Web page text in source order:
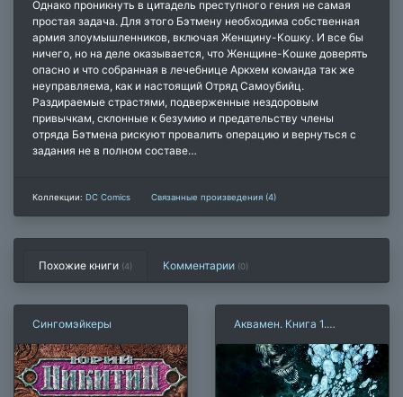
Однако проникнуть в цитадель преступного гения не самая
простая задача. Для этого Бэтмену необходима собственная
армия злоумышленников, включая Женщину-Кошку. И все бы
ничего, но на деле оказывается, что Женщине-Кошке доверять
опасно и что собранная в лечебнице Аркхем команда так же
неуправляема, как и настоящий Отряд Самоубийц.
Раздираемые страстями, подверженные нездоровым
привычкам, склонные к безумию и предательству члены
отряда Бэтмена рискуют провалить операцию и вернуться с
задания не в полном составе…
Коллекции: DC Comics Связанные произведения (4)
Похожие книги (4) Комментарии (0)
Сингомэйкеры
Аквамен. Книга 1.